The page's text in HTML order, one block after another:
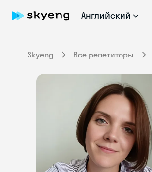
Английский
Skyeng Все репетиторы